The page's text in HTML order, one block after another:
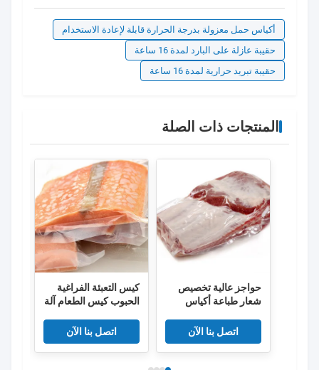
أكياس حمل معزولة بدرجة الحرارة قابلة لإعادة الاستخدام
حقيبة عازلة على البارد لمدة 16 ساعة
حقيبة تبريد حرارية لمدة 16 ساعة
المنتجات ذات الصلة
حواجز عالية تخصيص
شعار طباعة أكياس
الفراغاتصل بنا الآن
كيس التعبئة الفراغية
الحبوب كيس الطعام آلة
الخاص كيس الأمان
كيس البلاستيك المنزلي
الفراغ
اتصل بنا الآن